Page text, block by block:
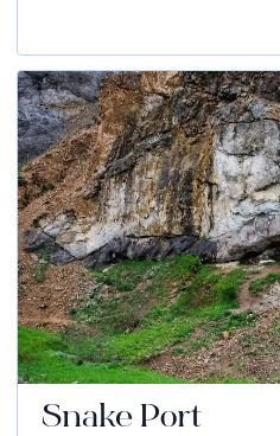
Snake Port